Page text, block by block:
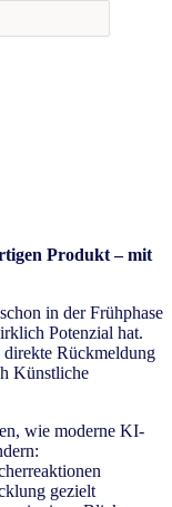
Produkt – mit
in der Frühphase
Potenzial hat.
direkte Rückmeldung
Künstliche
wie moderne KI-
gezielt